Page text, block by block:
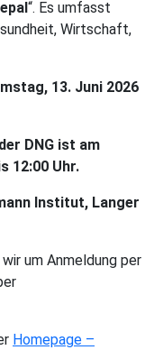
“. Es umfasst
Wirtschaft,
13. Juni 2026
DNG ist am
12:00 Uhr.
Institut, Langer
um Anmeldung per
Homepage –